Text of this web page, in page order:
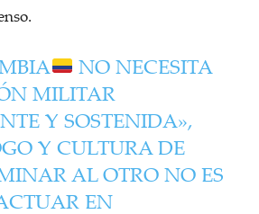
NO NECESITA
MILITAR
Y SOSTENIDA»,
Y CULTURA DE
AL OTRO NO ES
EN